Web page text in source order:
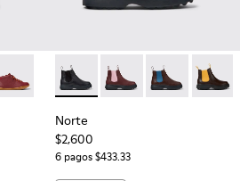
de piel azules para niños.
108
- 90019-098Norte - K900149-001 -
Norte - K900149-026
Norte -Norte
Norte
$2,600
6 pagos $433.33